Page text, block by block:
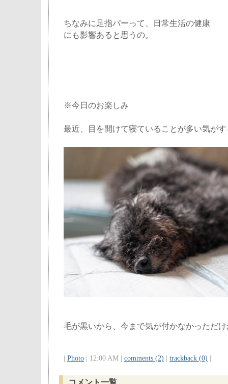
ちなみに足指パーって、日常生活の健康
にも影響あると思うの。
※今日のお楽しみ
最近、目を開けて寝ていることが多い気が
毛が黒いから、今まで気が付かなかっただ
Photo | 12:00 AM | comments (2) trackback (0)